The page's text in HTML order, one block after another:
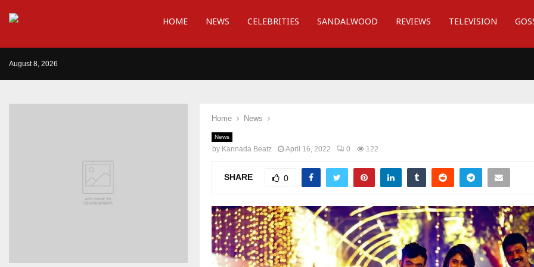
HOME NEWS CELEBRITIES SANDALWOOD REVIEWS TELEVISION
August 8, 2026
Home News
News
by Kannada Beatz April 16, 2022 0 122
SHARE 0